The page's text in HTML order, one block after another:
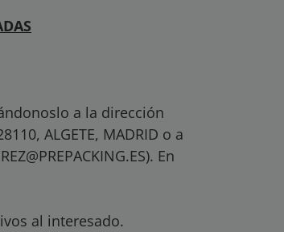
a la dirección
ALGETE, MADRID o a
En
al interesado.